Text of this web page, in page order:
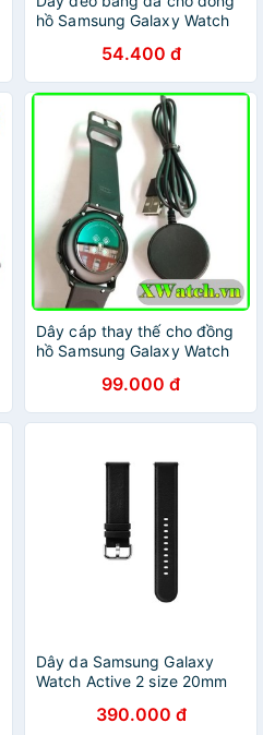
hồ Samsung Galaxy Watch
54.400 đ
Dây cáp thay thế cho đồng
hồ Samsung Galaxy Watch
40mm 44mm99.000 đ
Dây da Samsung Galaxy
Watch Active 2 size 20mm
390.000 đ